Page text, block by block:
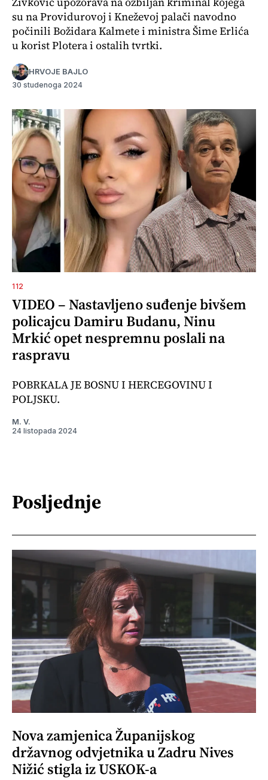
su na Providurovoj i Kneževoj palači navodno
počinili Božidara Kalmete i ministra Šime Erlića
u korist Plotera i ostalih tvrtki.
HRVOJE BAJLO
30 studenoga 2024
112
VIDEO – Nastavljeno suđenje bivšem
policajcu Damiru Budanu, Ninu
Mrkić opet nespremnu poslali na
raspravu
POBRKALA JE BOSNU I HERCEGOVINU I
POLJSKU.
M. V.
24 listopada 2024
Posljednje
Nova zamjenica Županijskog
državnog odvjetnika u Zadru Nives
Nižić stigla iz USKOK-a